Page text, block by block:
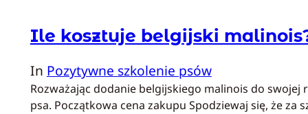
Ile kosztuje belgijski
In Pozytywne szkolenie psów
Rozważając dodanie belgijskiego malinois do
psa. Początkowa cena zakupu Spodziewaj się, że za